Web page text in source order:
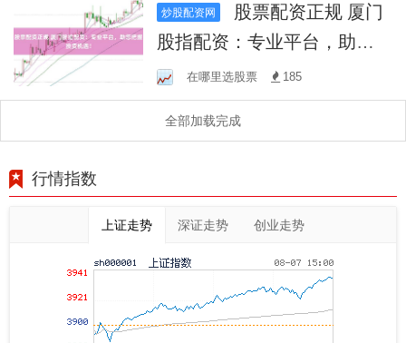
炒股配资网
股指配资：专业平台，助您
把握投资机遇！
在哪里选股票 185
全部加载完成
行情指数
上证走势 深证走势 创业走势